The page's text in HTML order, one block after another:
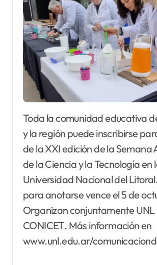
Toda la comunidad educativa de Santa Fe
y la región puede inscribirse
de la XXI edición de la Semana
de la Ciencia y la Tecnología en
Universidad Nacional del
para anotarse vence el 5 de
Organizan conjuntamente UNL
CONICET. Más información en
www.unl.edu.ar/